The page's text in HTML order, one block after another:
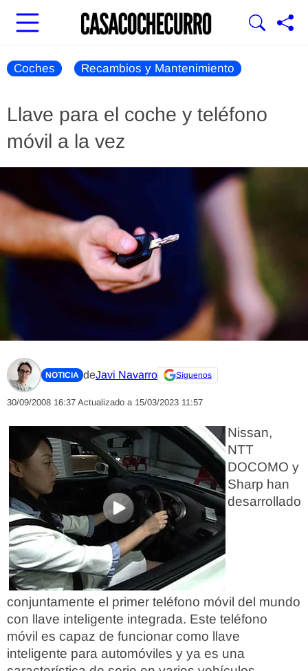
Coches Recambios y Mantenimiento
Llave para el coche y teléfono
móvil a la vez
NOTICIA deJavi Navarro Síguenos
30/09/2008 16:37 Actualizado a 15/03/2023 11:57
Nissan,
NTT
DOCOMO y
Sharp han
desarrollado
conjuntamente el primer teléfono móvil del mundo
con llave inteligente integrada. Este teléfono
móvil es capaz de funcionar como llave
inteligente para automóviles y ya es una